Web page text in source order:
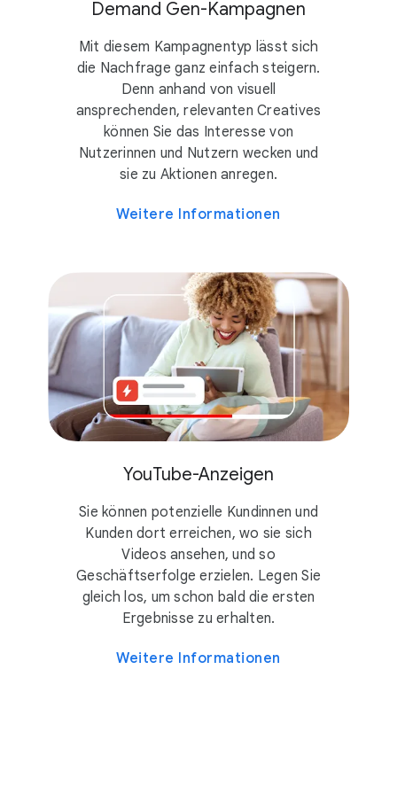
Demand Gen-Kampagnen
Mit diesem Kampagnentyp lässt sich
die Nachfrage ganz einfach steigern.
Denn anhand von visuell
ansprechenden, relevanten Creatives
können Sie das Interesse von
Nutzerinnen und Nutzern wecken und
sie zu Aktionen anregen.
Weitere Informationen
YouTube-Anzeigen
Sie können potenzielle Kundinnen und
Kunden dort erreichen, wo sie sich
Videos ansehen, und so
Geschäftserfolge erzielen. Legen Sie
gleich los, um schon bald die ersten
Ergebnisse zu erhalten.
Weitere Informationen